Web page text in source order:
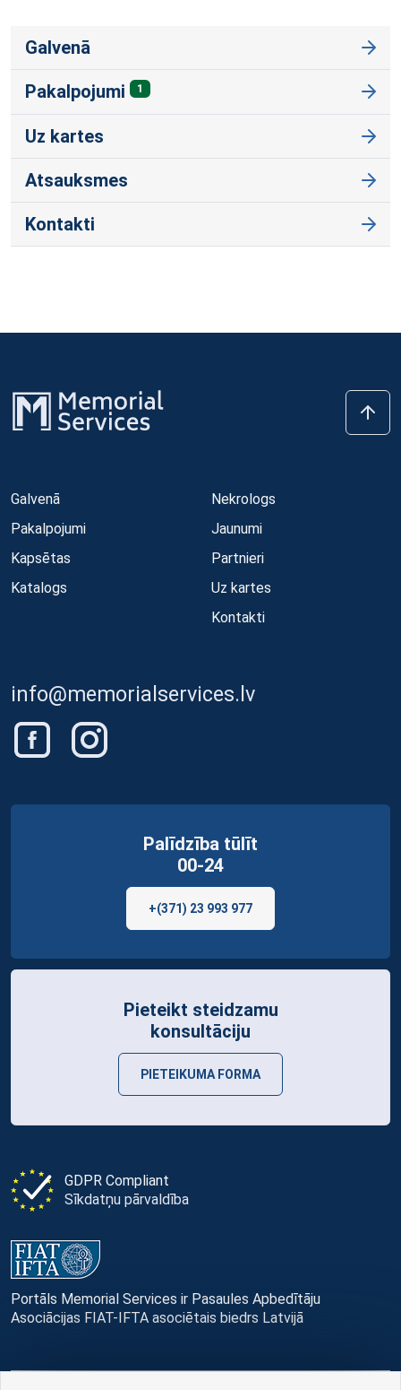
Galvenā
Pakalpojumi 1
Uz kartes
Atsauksmes
Kontakti
Galvenā
Pakalpojumi
Kapsētas
Katalogs
Nekrologs
Jaunumi
Partnieri
Uz kartes
Kontakti
info@memorialservices.lv
GDPR Compliant
Sīkdatņu pārvaldība
Portāls Memorial Services ir Pasaules Apbedītāju
Asociācijas FIAT-IFTA asociētais biedrs Latvijā
Palīdzība tūlīt
00-24
+(371) 23 993 977
Pieteikt steidzamu
konsultāciju
PIETEIKUMA FORMA